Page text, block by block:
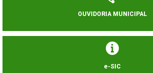
OUVIDORIA MUNICIPAL
e-SIC